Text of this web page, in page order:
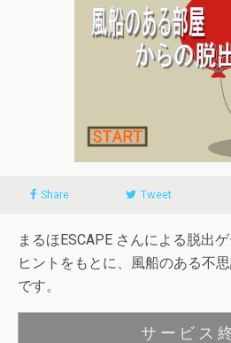
Share Tweet
まるほESCAPE さんによる脱出
ヒントをもとに、風船のある不
です。
サービス